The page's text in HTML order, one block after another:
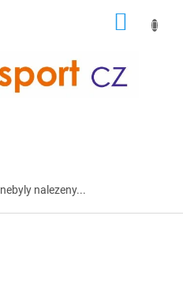
nebyly nalezeny...